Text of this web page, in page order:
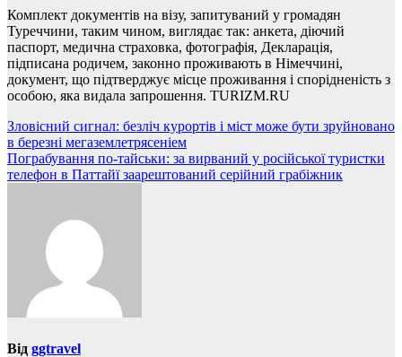
Комплект документів на візу, запитуваний у громадян
Туреччини, таким чином, виглядає так: анкета, діючий
паспорт, медична страховка, фотографія, Декларація,
підписана родичем, законно проживають в Німеччині,
документ, що підтверджує місце проживання і спорідненість з
особою, яка видала запрошення. TURIZM.RU
Навігація
записів
Зловісний сигнал: безліч курортів і міст може бути зруйновано
в березні мегаземлетрясеніем
Пограбування по-тайськи: за вирваний у російської туристки
телефон в Паттайї заарештований серійний грабіжник
Від ggtravel